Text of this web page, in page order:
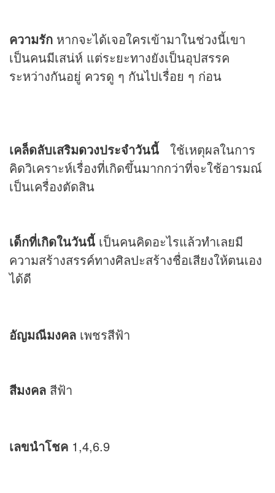
ความรัก หากจะได้เจอใครเข้ามาในช่วงนี้เขา
เป็นคนมีเสน่ห์ แต่ระยะทางยังเป็นอุปสรรค
ระหว่างกันอยู่ ควรดู ๆ กันไปเรื่อย ๆ ก่อน
เคล็ดลับเสริมดวงประจำวันนี้ ใช้เหตุผลในการ
คิดวิเคราะห์เรื่องที่เกิดขึ้นมากกว่าที่จะใช้อารมณ์
เป็นเครื่องตัดสิน
เด็กที่เกิดในวันนี้ เป็นคนคิดอะไรแล้วทำเลยมี
ความสร้างสรรค์ทางศิลปะสร้างชื่อเสียงให้ตนเอง
ได้ดี
อัญมณีมงคล เพชรสีฟ้า
สีมงคล สีฟ้า
เลขนำโชค 1,4,6.9